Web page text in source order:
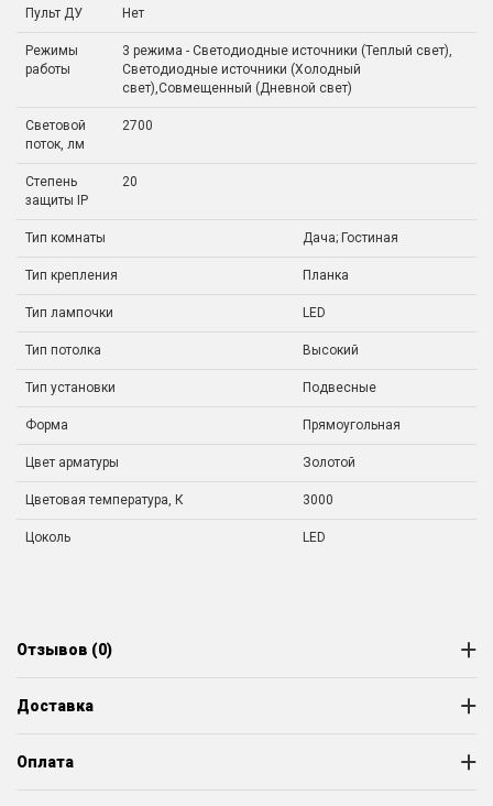
Пульт ДУ Нет
Режимы
работы
3 режима - Светодиодные источники (Теплый свет),
Светодиодные источники (Холодный
свет),Совмещенный (Дневной свет)
Световой
поток, лм
2700
Степень
защиты IP
20
Тип комнаты Дача; Гостиная
Тип крепления Планка
Тип лампочки LED
Тип потолка Высокий
Тип установки Подвесные
Форма Прямоугольная
Цвет арматуры Золотой
Цветовая температура, К 3000
Цоколь LED
Отзывов (0)
Доставка
Оплата